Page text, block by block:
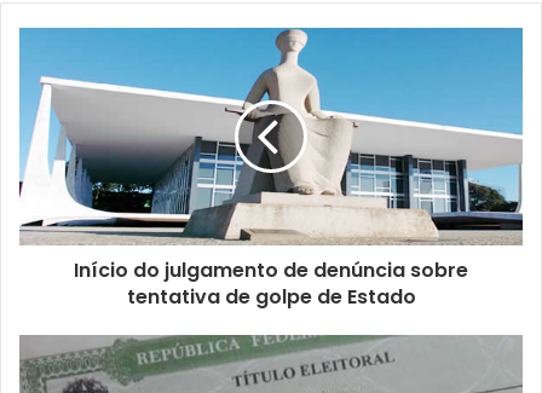
Início do julgamento de denúncia sobre
tentativa de golpe de Estado